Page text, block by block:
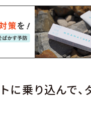
に乗り込んで、